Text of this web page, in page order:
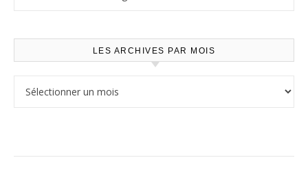
LES ARCHIVES PAR MOIS